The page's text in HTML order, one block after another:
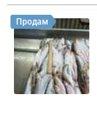
Продам